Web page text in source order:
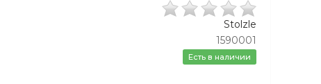
Stolzle
1590001
Есть в наличии